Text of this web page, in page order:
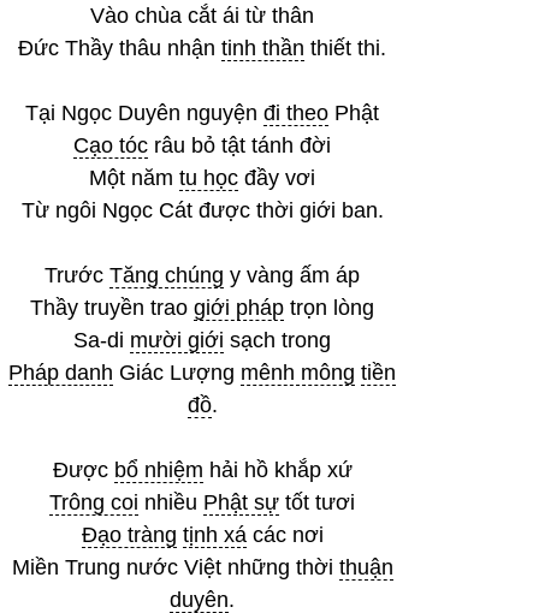
Vào chùa cắt ái từ thân
Đức Thầy thâu nhận tinh thần thiết thi.
Tại Ngọc Duyên nguyện đi theo Phật
Cạo tóc râu bỏ tật tánh đời
Một năm tu học đầy vơi
Từ ngôi Ngọc Cát được thời giới ban.
Trước Tăng chúng y vàng ấm áp
Thầy truyền trao giới pháp trọn lòng
Sa-di mười giới sạch trong
Pháp danh Giác Lượng mênh mông tiền
đồ.
Được bổ nhiệm hải hồ khắp xứ
Trông coi nhiều Phật sự tốt tươi
Đạo tràng tịnh xácác nơi
Miền Trung nước Việt những thời thuận
duyên.